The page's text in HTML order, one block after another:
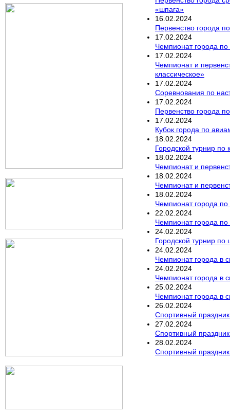
«шпага»
16 02 2024
Первенство города
17 02 2024
Чемпионат города по
17 02 2024
Чемпионат и
классическое»
17 02 2024
Соревнования по
17 02 2024
Первенство города
17 02 2024
Кубок города по
18 02 2024
Городской турнир
18 02 2024
Чемпионат и
18 02 2024
Чемпионат и
18 02 2024
Чемпионат города по
22 02 2024
Чемпионат города по
24 02 2024
Городской турнир
24 02 2024
Чемпионат города в
24 02 2024
Чемпионат города в
25 02 2024
Чемпионат города в
26 02 2024
Спортивный
27 02 2024
Спортивный
28 02 2024
Спортивный